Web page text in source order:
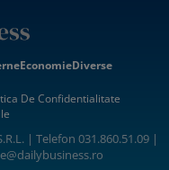
EconomieDiverse
De Confidentialitate
| Telefon 031.860.51.09 |